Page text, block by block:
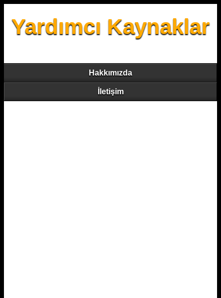
Yardımcı Kaynaklar
Hakkımızda
İletişim